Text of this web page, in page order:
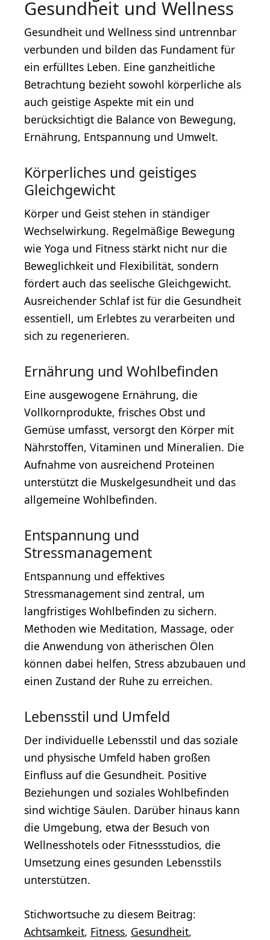
Gesundheit und Wellness
Gesundheit und Wellness sind untrennbar
verbunden und bilden das Fundament für
ein erfülltes Leben. Eine ganzheitliche
Betrachtung bezieht sowohl körperliche als
auch geistige Aspekte mit ein und
berücksichtigt die Balance von Bewegung,
Ernährung, Entspannung und Umwelt.
Körperliches und geistiges
Gleichgewicht
Körper und Geist stehen in ständiger
Wechselwirkung. Regelmäßige Bewegung
wie Yoga und Fitness stärkt nicht nur die
Beweglichkeit und Flexibilität, sondern
fördert auch das seelische Gleichgewicht.
Ausreichender Schlaf ist für die Gesundheit
essentiell, um Erlebtes zu verarbeiten und
sich zu regenerieren.
Ernährung und Wohlbefinden
Eine ausgewogene Ernährung, die
Vollkornprodukte, frisches Obst und
Gemüse umfasst, versorgt den Körper mit
Nährstoffen, Vitaminen und Mineralien. Die
Aufnahme von ausreichend Proteinen
unterstützt die Muskelgesundheit und das
allgemeine Wohlbefinden.
Entspannung und
Stressmanagement
Entspannung und effektives
Stressmanagement sind zentral, um
langfristiges Wohlbefinden zu sichern.
Methoden wie Meditation, Massage, oder
die Anwendung von ätherischen Ölen
können dabei helfen, Stress abzubauen und
einen Zustand der Ruhe zu erreichen.
Lebensstil und Umfeld
Der individuelle Lebensstil und das soziale
und physische Umfeld haben großen
Einfluss auf die Gesundheit. Positive
Beziehungen und soziales Wohlbefinden
sind wichtige Säulen. Darüber hinaus kann
die Umgebung, etwa der Besuch von
Wellnesshotels oder Fitnessstudios, die
Umsetzung eines gesunden Lebensstils
unterstützen.
Stichwortsuche zu diesem Beitrag:
Achtsamkeit, Fitness, Gesundheit,